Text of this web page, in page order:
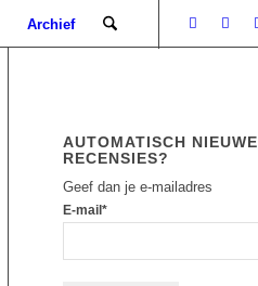
Archief
AUTOMATISCH NIEUWE
RECENSIES?
Geef dan je e-mailadres
E-mail*